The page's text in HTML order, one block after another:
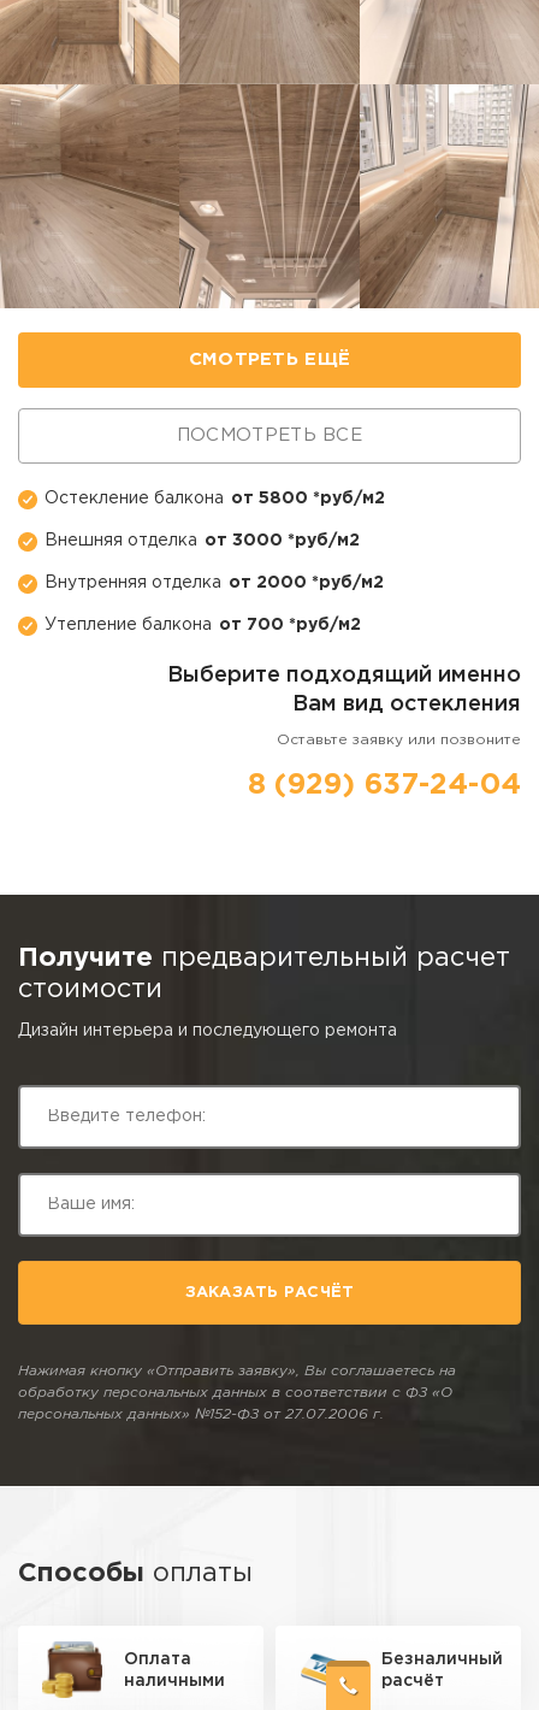
Остекление балкона от 5800 *руб/м2
Внешняя отделка от 3000 *руб/м2
Внутренняя отделка от 2000 *руб/м2
Утепление балкона от 700 *руб/м2
СМОТРЕТЬ ЕЩЁ
ПОСМОТРЕТЬ ВСЕ
Выберите подходящий именно
Вам вид остекления
Оставьте заявку или позвоните
8 (929) 637-24-04
Получите предварительный расчет
стоимости
Дизайн интерьера и последующего ремонта
ЗАКАЗАТЬ РАСЧЁТ
Нажимая кнопку «Отправить заявку», Вы соглашаетесь на
обработку персональных данных в соответствии с ФЗ «О
персональных данных» №152-ФЗ от 27.07.2006 г.
Способы оплаты
Оплата
наличными
Безналичный
расчёт